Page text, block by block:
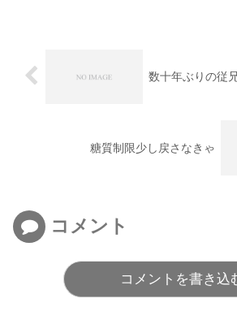
数十年ぶりの従
糖質制限少し戻さなきゃ
コメント
コメントを書き込